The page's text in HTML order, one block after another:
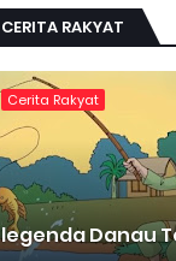
CERITA RAKYAT
Cerita Rakyat
legenda Danau